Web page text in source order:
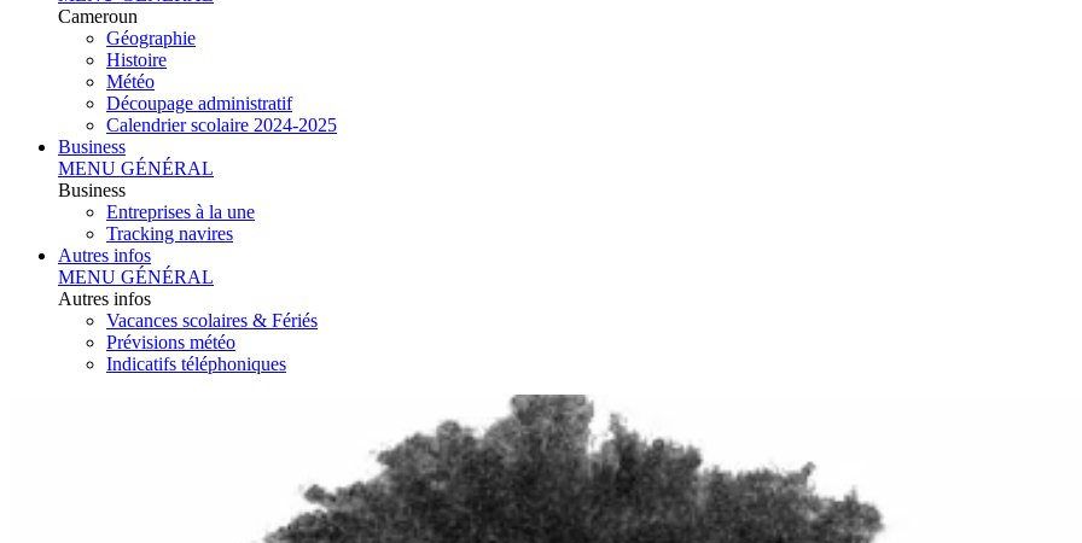
Cameroun
Géographie
Histoire
Météo
Découpage administratif
Calendrier scolaire 2024-2025
Business
MENU GÉNÉRAL
Business
Entreprises à la une
Tracking navires
Autres infos
MENU GÉNÉRAL
Autres infos
Vacances scolaires & Fériés
Prévisions météo
Indicatifs téléphoniques